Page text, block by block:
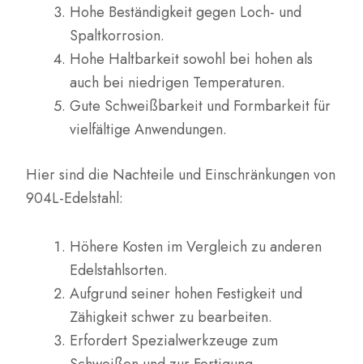
Hohe Beständigkeit gegen Loch- und
Spaltkorrosion.
Hohe Haltbarkeit sowohl bei hohen als
auch bei niedrigen Temperaturen.
Gute Schweißbarkeit und Formbarkeit für
vielfältige Anwendungen.
Hier sind die Nachteile und Einschränkungen von
904L-Edelstahl:
Höhere Kosten im Vergleich zu anderen
Edelstahlsorten.
Aufgrund seiner hohen Festigkeit und
Zähigkeit schwer zu bearbeiten.
Erfordert Spezialwerkzeuge zum